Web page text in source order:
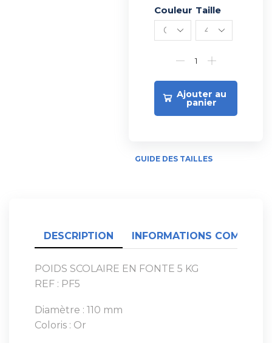
Couleur Taille
Ajouter au
panier
Alternative:
GUIDE DES TAILLES
DESCRIPTION INFORMATIONS
POIDS SCOLAIRE EN FONTE 5 KG
REF : PF5
Diamètre : 110 mm
Coloris : Or